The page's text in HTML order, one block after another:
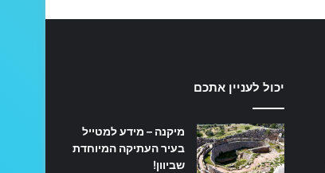
יכול לעניין אתכם
מיקנה – מידע למטייל
בעיר העתיקה המיוחדת
שביוון!